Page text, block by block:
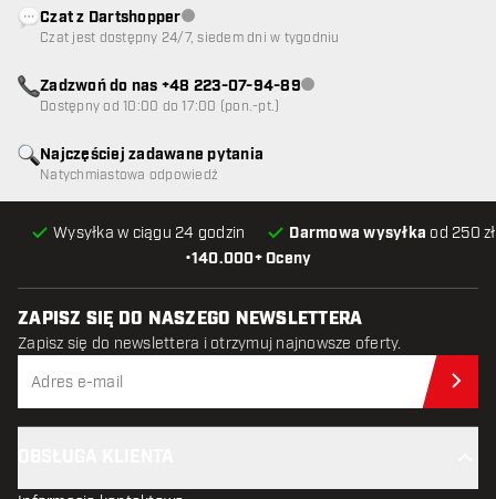
•140.000+ Oceny
Wysyłka w ciągu 24 godzin Darmowa wysyłka od 250
Najczęściej zadawane pytania
Natychmiastowa odpowiedź
Czat z DartshopperObsługa klienta niedostępna
Czat jest dostępny 24/7, siedem dni w tygodniu
Zadzwoń do nas +48 223-07-94-89Obsługa klienta niedostępna
Dostępny od 10:00 do 17:00 (pon.-pt.)
ZAPISZ SIĘ DO NASZEGO NEWSLETTERA
Zapisz się do newslettera i otrzymuj najnowsze oferty.